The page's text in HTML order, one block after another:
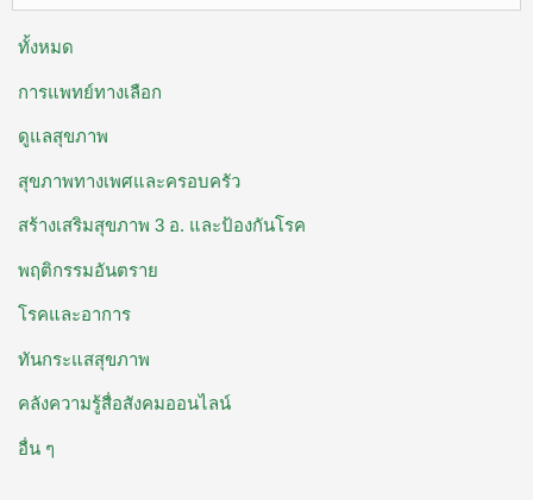
ทั้งหมด
การแพทย์ทางเลือก
ดูแลสุขภาพ
สุขภาพทางเพศและครอบครัว
สร้างเสริมสุขภาพ 3 อ. ​และป้องกันโรค
พฤติกรรมอันตราย
โรคและอาการ
ทันกระแสสุขภาพ
คลังความรู้สื่อสังคมออนไลน์
อื่น ๆ